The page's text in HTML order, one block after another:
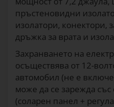
пръстеновидни
изолатори, конектори,
дръжка за врата и
Захранването на
осъществява от 12-
автомобил (не е
може да се зарежда със
(соларен панел +